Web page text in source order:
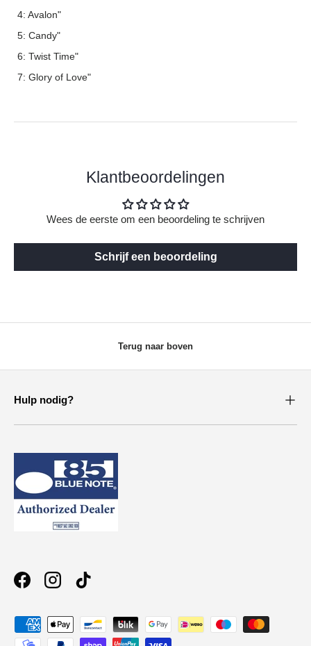
4: Avalon"
5: Candy"
6: Twist Time"
7: Glory of Love"
Klantbeoordelingen
Wees de eerste om een beoordeling te schrijven
Schrijf een beoordeling
Terug naar boven
Hulp nodig?
FacebookInstagramTikTok
Geaccepteerde betaalmethoden